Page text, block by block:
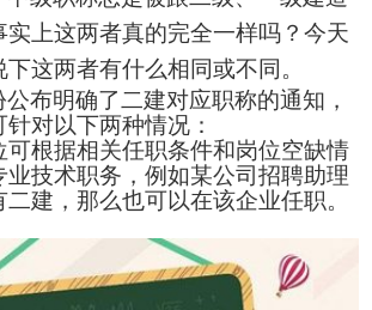
实上这两者真的完全一样吗？今天
这两者有什么相同或不同。
布明确了二建对应职称的通知，
针对以下两种情况：
可根据相关任职条件和岗位空缺情
业技术职务，例如某公司招聘助理
二建，那么也可以在该企业任职。